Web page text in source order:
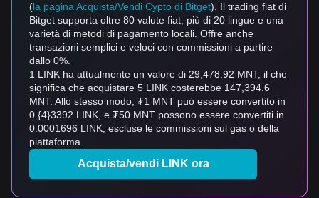
(la pagina Acquista/Vendi Cypto di Bitget). Il trading fiat di
Bitget supporta oltre 80 valute fiat, più di 20 lingue e una
varietà di metodi di pagamento locali. Offre anche
transazioni semplici e veloci con commissioni a partire
dallo 0%.
1 LINK ha attualmente un valore di 29,478.92 MNT, il che
significa che acquistare 5 LINK costerebbe 147,394.6
MNT. Allo stesso modo, ₮1 MNT può essere convertito in
0.{4}3392 LINK, e ₮50 MNT possono essere convertiti in
0.0001696 LINK, escluse le commissioni sul gas o della
piattaforma.
Acquista/vendi LINK ora